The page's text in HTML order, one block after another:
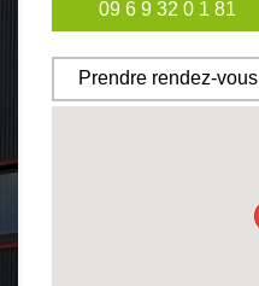
09 6 9 32 0 1 81
Prendre rendez-vous